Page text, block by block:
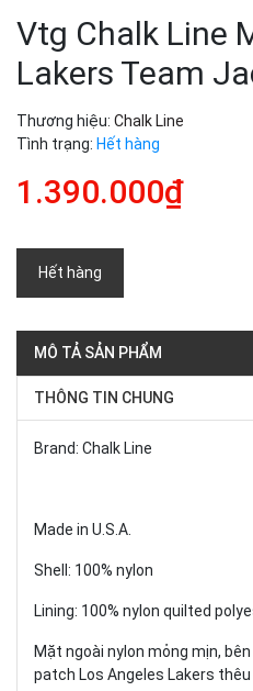
Vtg Chalk Line
Lakers Team
Thương hiệu: Chalk Line
Tình trạng: Hết hàng
1.390.000₫
Hết hàng
MÔ TẢ SẢN PHẨM
THÔNG TIN CHUNG
Brand: Chalk Line
Made in U.S.A.
Shell: 100% nylon
Lining: 100% nylon quilted
Mặt ngoài nylon mỏng mịn,
patch Los Angeles Lakers